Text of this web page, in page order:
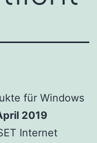
für Windows
2019
Internet